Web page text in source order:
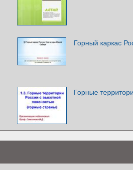
Горный каркас
Горные